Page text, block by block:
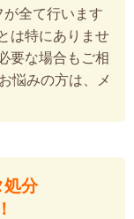
全て行います
は特にありませ
要な場合もご相
悩みの方は、メ
処分